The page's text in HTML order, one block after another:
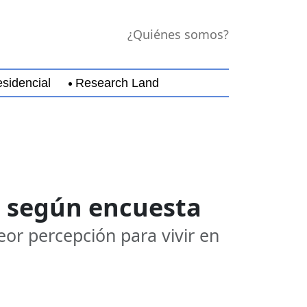
¿Quiénes somos?
Research Land
encuesta
percepción para vivir en